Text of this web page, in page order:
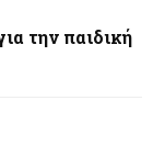
την παιδική